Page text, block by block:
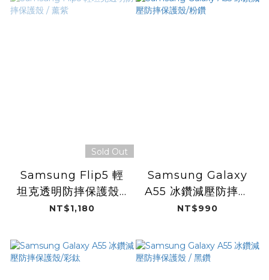
Sold Out
Samsung Flip5 輕
坦克透明防摔保護殼 /
薰紫
NT$1,180
Samsung Galaxy
A55 冰鑽減壓防摔保
護殼/粉鑽
NT$990